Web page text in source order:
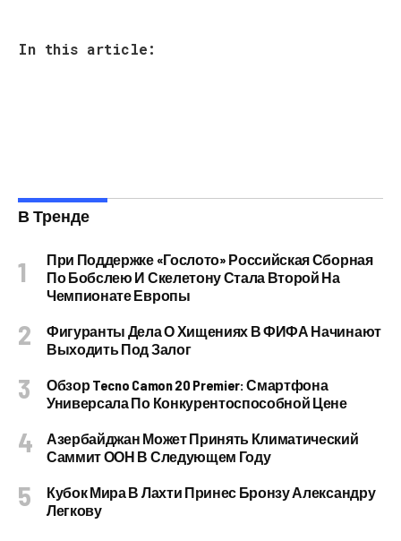
In this article:
В Тренде
При Поддержке «Гослото» Российская Сборная
По Бобслею И Скелетону Стала Второй На
Чемпионате Европы
Фигуранты Дела О Хищениях В ФИФА Начинают
Выходить Под Залог
Обзор Tecno Camon 20 Premier: Смартфона
Универсала По Конкурентоспособной Цене
Азербайджан Может Принять Климатический
Саммит ООН В Следующем Году
Кубок Мира В Лахти Принес Бронзу Александру
Легкову